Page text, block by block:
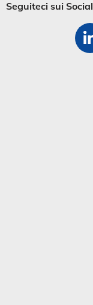
Seguiteci sui Social​